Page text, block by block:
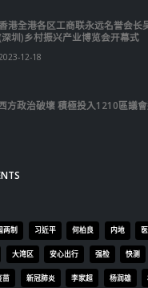
圳)乡村振兴产业博览会开幕式
方政治破壞 積極投入1210區議會
两制 习近平 何柏良
大湾区 安心出行 快测